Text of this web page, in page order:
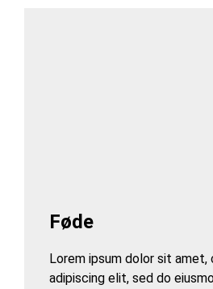
Føde
Lorem ipsum dolor sit
adipiscing elit, sed do